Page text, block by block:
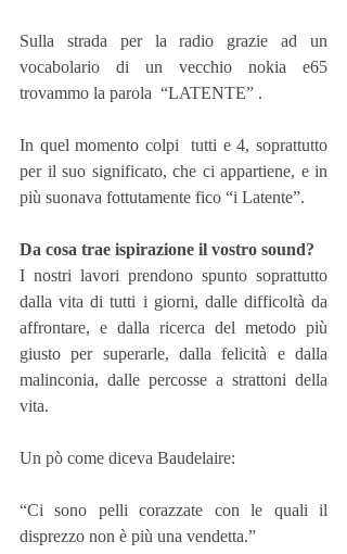
Sulla strada per la radio grazie ad un
vocabolario di un vecchio nokia e65
trovammo la parola  “LATENTE” .
In quel momento colpi  tutti e 4, soprattutto
per il suo significato, che ci appartiene, e in
più suonava fottutamente fico “i Latente”.
Da cosa trae ispirazione il vostro sound?
I nostri lavori prendono spunto soprattutto
dalla vita di tutti i giorni, dalle difficoltà da
affrontare, e dalla ricerca del metodo più
giusto per superarle, dalla felicità e dalla
malinconia, dalle percosse a strattoni della
vita.
Un pò come diceva Baudelaire:
“Ci sono pelli corazzate con le quali il
disprezzo non è più una vendetta.”